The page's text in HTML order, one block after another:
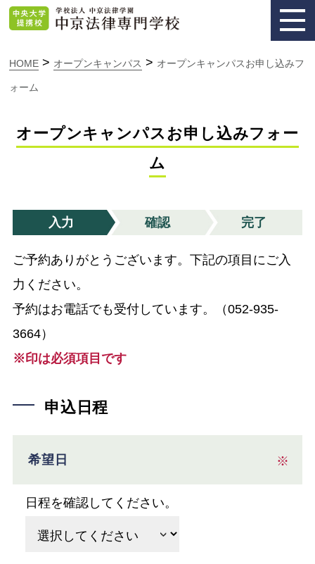
HOME > オープンキャンパス > オープンキャンパスお申し込みフ
ォーム
オープンキャンパスお申し込みフォー
ム
入力 確認 完了
ご予約ありがとうございます。下記の項目にご入
力ください。
予約はお電話でも受付しています。（052-935-
3664）
※印は必須項目です
申込日程
希望日 ※
日程を確認してください。